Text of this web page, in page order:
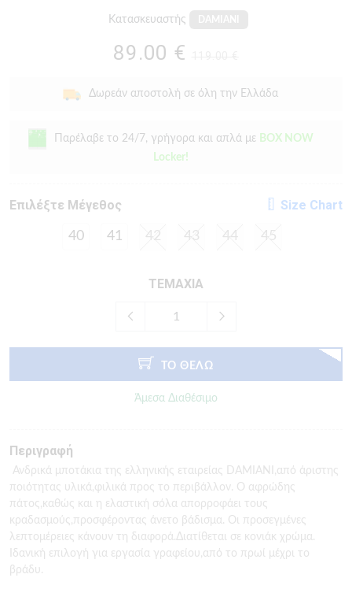
Κατασκευαστής
89.00 €
Δωρεάν αποστολή σε όλη την Ελλάδα
Παρέλαβε το 24/7, γρήγορα και απλά με BOX NOW
Locker!
Eπιλέξτε Μέγεθος Size Chart
40 41 42 43 44 45
ΤΕΜΑΧΙΑ
ΤΟ ΘΕΛΩ
Άμεσα Διαθέσιμο
Περιγραφή
Ανδρικά μποτάκια της ελληνικής εταιρείας DAMIANI,από άριστης
ποιότητας υλικά,φιλικά προς το περιβάλλον. Ο αφρώδης
πάτος,καθώς και η ελαστική σόλα απορροφάει τους
κραδασμούς,προσφέροντας άνετο βάδισμα. Οι προσεγμένες
λεπτομέρειες κάνουν τη διαφορά.Διατίθεται σε κονιάκ χρώμα.
Ιδανική επιλογή για εργασία γραφείου,από το πρωί μέχρι το
βράδυ.